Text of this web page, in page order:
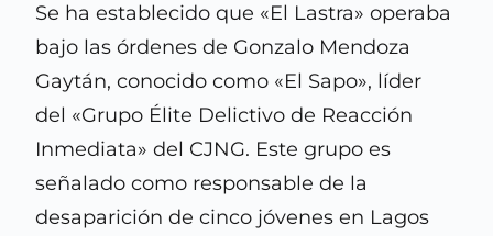
Se ha establecido que «El Lastra» operaba
bajo las órdenes de Gonzalo Mendoza
Gaytán, conocido como «El Sapo», líder
del «Grupo Élite Delictivo de Reacción
Inmediata» del CJNG. Este grupo es
señalado como responsable de la
desaparición de cinco jóvenes en Lagos